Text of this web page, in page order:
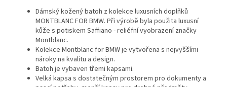
Dámský kožený batoh z kolekce luxusních doplňků
MONTBLANC FOR BMW. Při výrobě byla použita luxusní
kůže s potiskem Saffiano - reliéfní vyobrazení značky
Montblanc.
Kolekce Montblanc for BMW je vytvořena s nejvyššími
nároky na kvalitu a design.
Batoh je vybaven třemi kapsami.
Velká kapsa s dostatečným prostorem pro dokumenty a